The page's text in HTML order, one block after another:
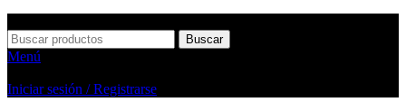
Buscar
Menú
Iniciar sesión / Registrarse